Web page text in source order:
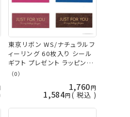
東京リボン WS/ナチュラルフ
ィーリング 60枚入り シール
ギフト プレゼント ラッピング
手芸の山久
（0）
1,760
1,584 税込